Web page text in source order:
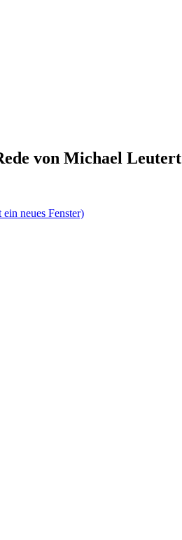
von Michael Leutert
neues Fenster)